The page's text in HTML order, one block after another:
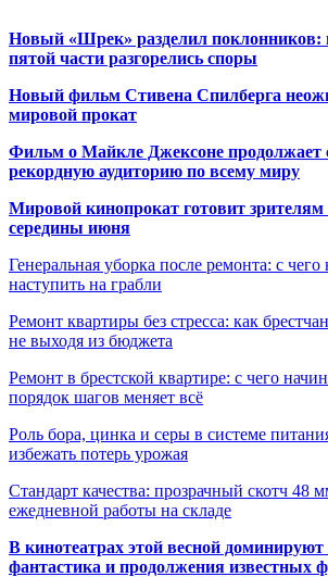
Новый «Шрек» разделил поклонников:
пятой части разгорелись споры
Новый фильм Стивена Спилберга
мировой прокат
Фильм о Майкле Джексоне продолжает
рекордную аудиторию по всему миру
Мировой кинопрокат готовит
середины июня
Генеральная уборка после ремонта: с чего
наступить на грабли
Ремонт квартиры без стресса: как
не выходя из бюджета
Ремонт в брестской квартире: с чего
порядок шагов меняет всё
Роль бора, цинка и серы в системе
избежать потерь урожая
Стандарт качества: прозрачный скотч 48
ежедневной работы на складе
В кинотеатрах этой весной
фантастика и продолжения известных